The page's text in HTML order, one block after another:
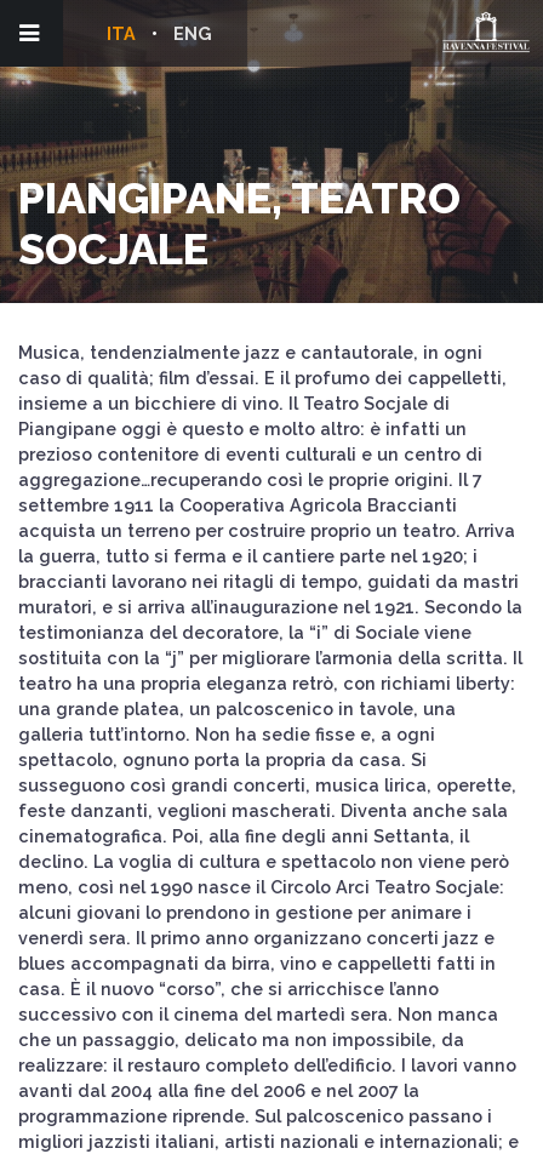
ENG
ITA
PIANGIPANE, TEATRO
SOCJALE
Musica, tendenzialmente jazz e cantautorale, in ogni
caso di qualità; film d’essai. E il profumo dei cappelletti,
insieme a un bicchiere di vino. Il Teatro Socjale di
Piangipane oggi è questo e molto altro: è infatti un
prezioso contenitore di eventi culturali e un centro di
aggregazione…recuperando così le proprie origini. Il 7
settembre 1911 la Cooperativa Agricola Braccianti
acquista un terreno per costruire proprio un teatro. Arriva
la guerra, tutto si ferma e il cantiere parte nel 1920; i
braccianti lavorano nei ritagli di tempo, guidati da mastri
muratori, e si arriva all’inaugurazione nel 1921. Secondo la
testimonianza del decoratore, la “i” di Sociale viene
sostituita con la “j” per migliorare l’armonia della scritta. Il
teatro ha una propria eleganza retrò, con richiami liberty:
una grande platea, un palcoscenico in tavole, una
galleria tutt’intorno. Non ha sedie fisse e, a ogni
spettacolo, ognuno porta la propria da casa. Si
susseguono così grandi concerti, musica lirica, operette,
feste danzanti, veglioni mascherati. Diventa anche sala
cinematografica. Poi, alla fine degli anni Settanta, il
declino. La voglia di cultura e spettacolo non viene però
meno, così nel 1990 nasce il Circolo Arci Teatro Socjale:
alcuni giovani lo prendono in gestione per animare i
venerdì sera. Il primo anno organizzano concerti jazz e
blues accompagnati da birra, vino e cappelletti fatti in
casa. È il nuovo “corso”, che si arricchisce l’anno
successivo con il cinema del martedì sera. Non manca
che un passaggio, delicato ma non impossibile, da
realizzare: il restauro completo dell’edificio. I lavori vanno
avanti dal 2004 alla fine del 2006 e nel 2007 la
programmazione riprende. Sul palcoscenico passano i
migliori jazzisti italiani, artisti nazionali e internazionali; e